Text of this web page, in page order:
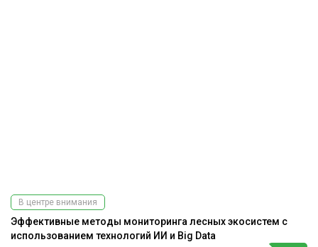
В центре внимания
Эффективные методы мониторинга лесных экосистем с
использованием технологий ИИ и Big Data